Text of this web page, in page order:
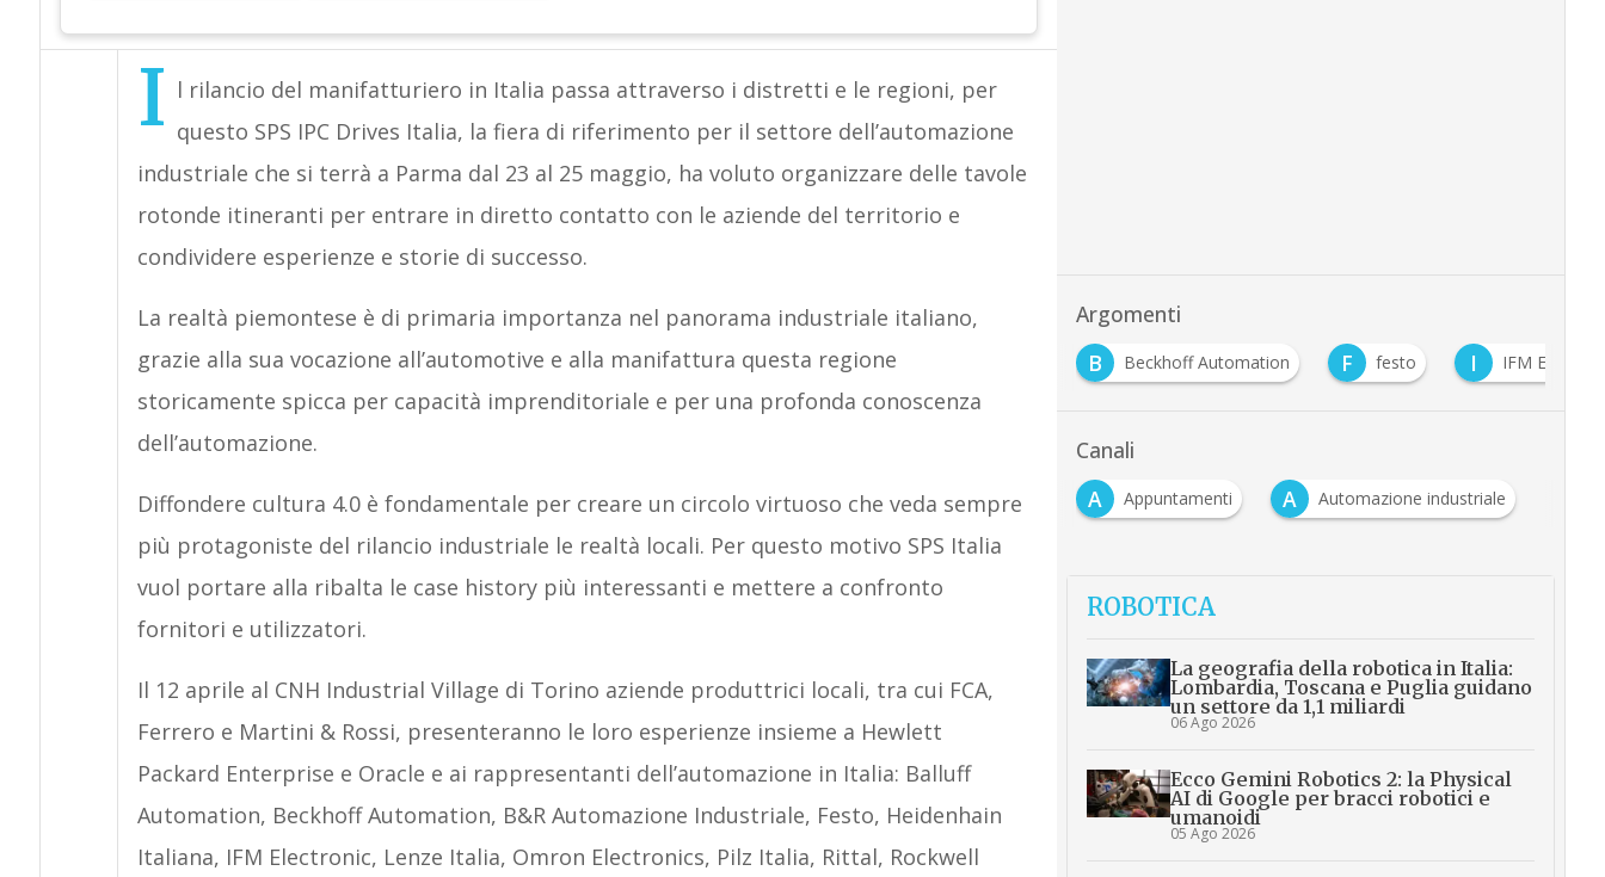
I l rilancio del manifatturiero in Italia passa attraverso i distretti e le regioni, per
questo SPS IPC Drives Italia, la fiera di riferimento per il settore dell’automazione
industriale che si terrà a Parma dal 23 al 25 maggio, ha voluto organizzare delle tavole
rotonde itineranti per entrare in diretto contatto con le aziende del territorio e
condividere esperienze e storie di successo.
La realtà piemontese è di primaria importanza nel panorama industriale italiano,
grazie alla sua vocazione all’automotive e alla manifattura questa regione
storicamente spicca per capacità imprenditoriale e per una profonda conoscenza
dell’automazione.
Diffondere cultura 4.0 è fondamentale per creare un circolo virtuoso che veda sempre
più protagoniste del rilancio industriale le realtà locali. Per questo motivo SPS Italia
vuol portare alla ribalta le case history più interessanti e mettere a confronto
fornitori e utilizzatori.
Il 12 aprile al CNH Industrial Village di Torino aziende produttrici locali, tra cui FCA,
Ferrero e Martini & Rossi, presenteranno le loro esperienze insieme a Hewlett
Packard Enterprise e Oracle e ai rappresentanti dell’automazione in Italia: Balluff
Automation, Beckhoff Automation, B&R Automazione Industriale, Festo, Heidenhain
Italiana, IFM Electronic, Lenze Italia, Omron Electronics, Pilz Italia, Rittal, Rockwell
Argomenti
B Beckhoff Automation F festo I IFM
Canali
A
Appuntamenti A Automazione industriale
ROBOTICA
La geografia della robotica in Italia:
Lombardia, Toscana e Puglia guidano
un settore da 1,1 miliardi
06 Ago 2026
Ecco Gemini Robotics 2: la Physical
AI di Google per bracci robotici e
umanoidi
05 Ago 2026